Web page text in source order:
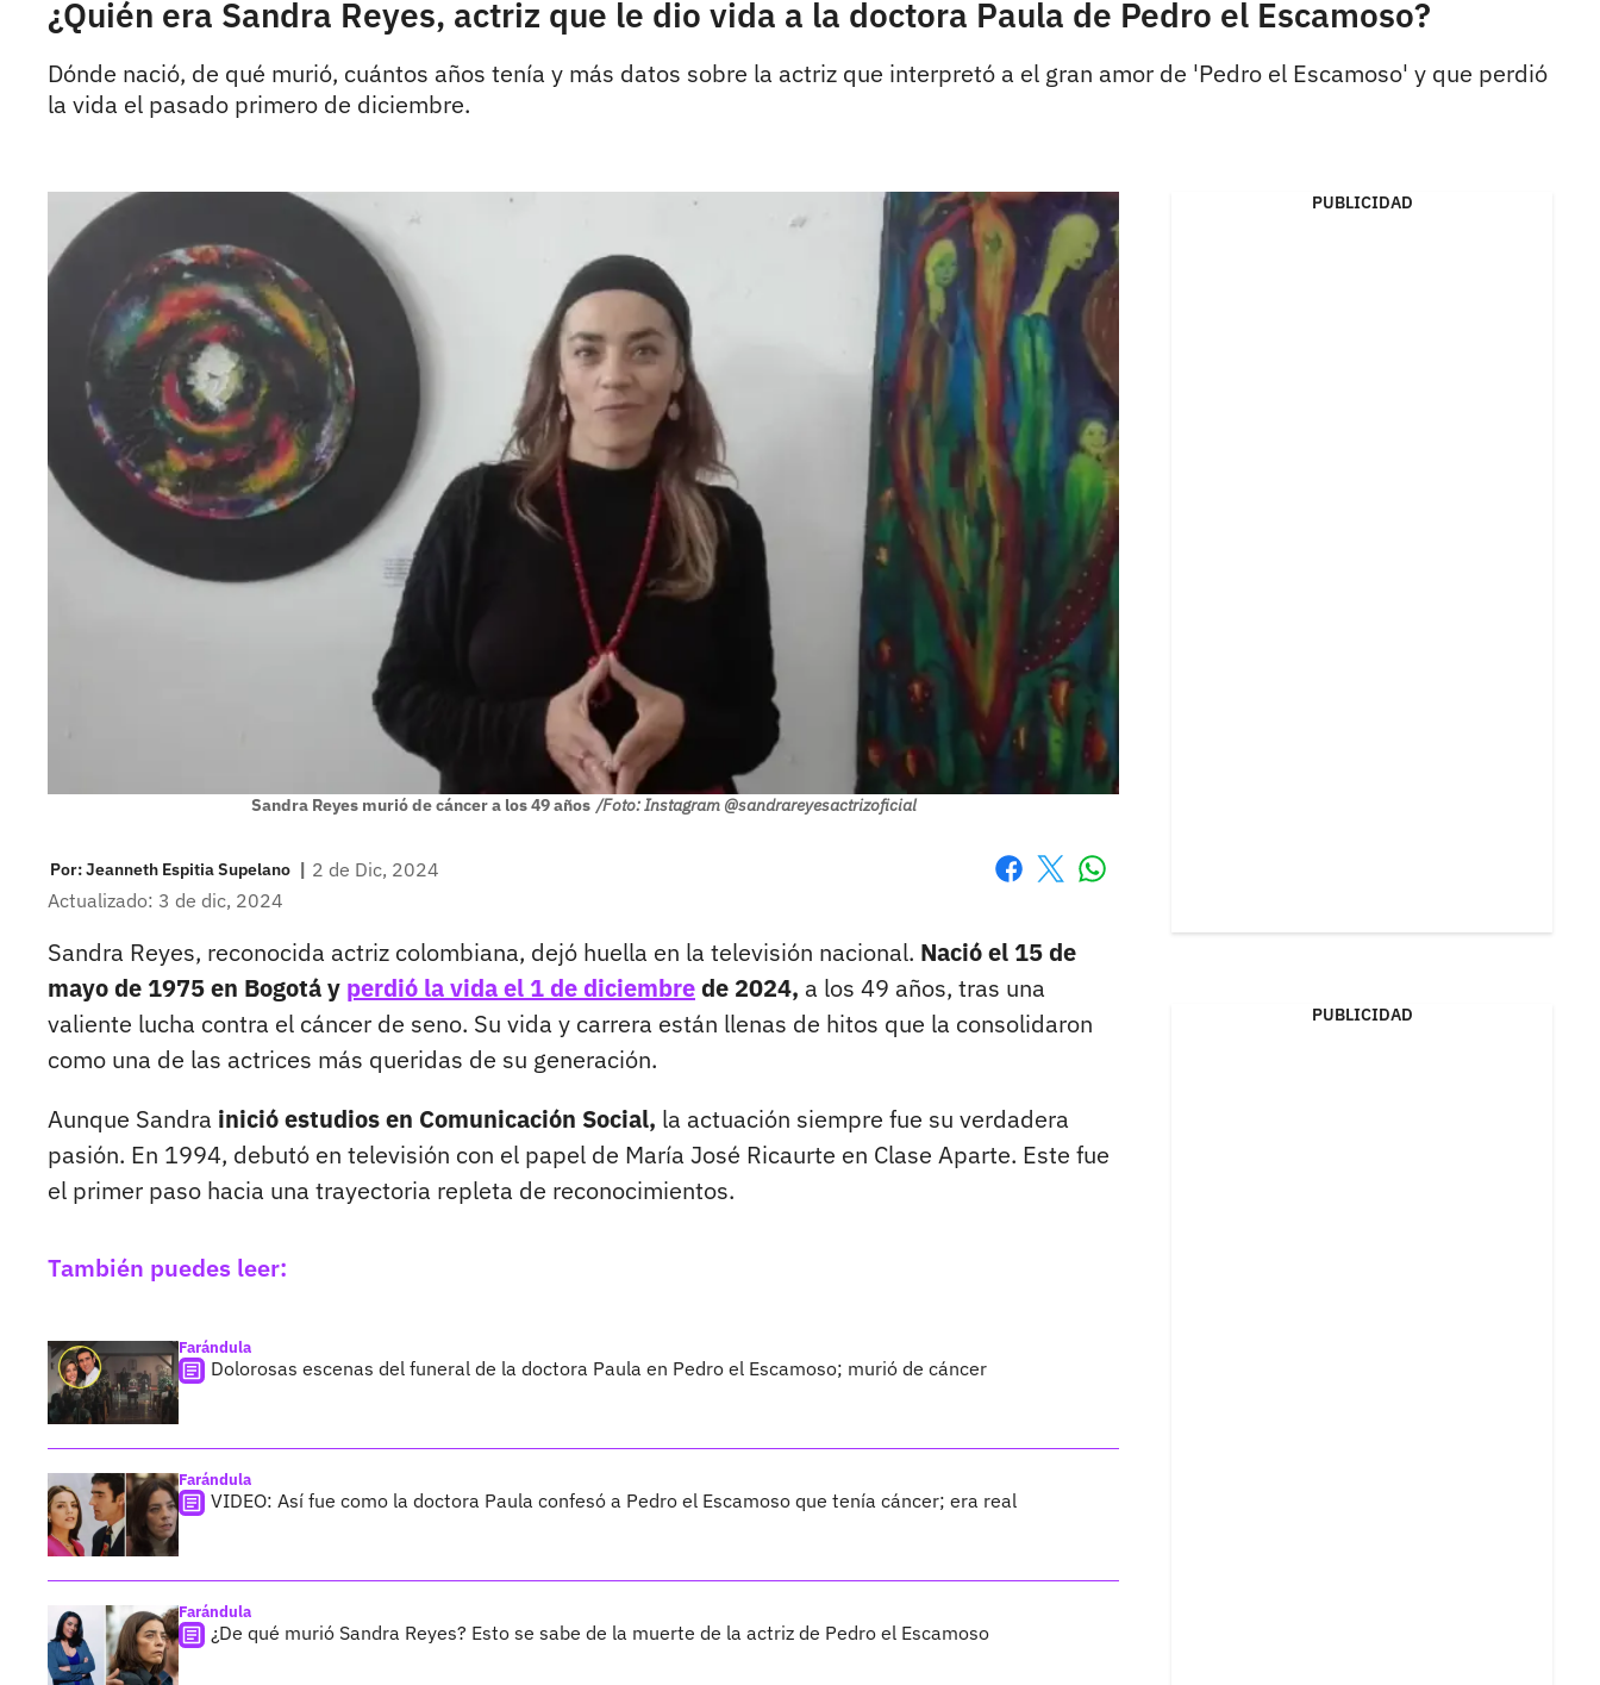
¿Quién era Sandra Reyes, actriz que le dio vida a la doctora Paula de Pedro el Escamoso?
Dónde nació, de qué murió, cuántos años tenía y más datos sobre la actriz que interpretó a el gran amor de 'Pedro el Escamoso' y que perdió
la vida el pasado primero de diciembre.
Sandra Reyes murió de cáncer a los 49 años /Foto: Instagram @sandrareyesactrizoficial
Por:Jeanneth Espitia Supelano | 2 de Dic, 2024
Actualizado: 3 de dic, 2024
Sandra Reyes, reconocida actriz colombiana, dejó huella en la televisión nacional. Nació el 15 de
mayo de 1975 en Bogotá y perdió la vida el 1 de diciembrede 2024, a los 49 años, tras una
valiente lucha contra el cáncer de seno. Su vida y carrera están llenas de hitos que la consolidaron
como una de las actrices más queridas de su generación.
Aunque Sandra inició estudios en Comunicación Social, la actuación siempre fue su verdadera
pasión. En 1994, debutó en televisión con el papel de María José Ricaurte en Clase Aparte. Este fue
el primer paso hacia una trayectoria repleta de reconocimientos.
También puedes leer:
Farándula
Dolorosas escenas del funeral de la doctora Paula en Pedro el Escamoso; murió de cáncer
Farándula
VIDEO: Así fue como la doctora Paula confesó a Pedro el Escamoso que tenía cáncer; era real
Farándula
¿De qué murió Sandra Reyes? Esto se sabe de la muerte de la actriz de Pedro el Escamoso
PUBLICIDAD
PUBLICIDAD